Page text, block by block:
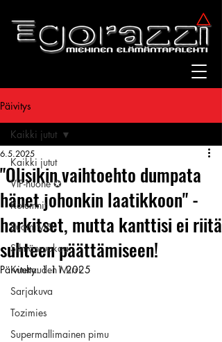
Päivitys
Kaikki jutut
VIP-huone ✪
Kolumnit
Suomitytöt
Silmänruokaa
Kuukauden Mirri
Sarjakuva
Tozimies
Supermallimainen pimu
Kaikki jutut
"Olisikin vaihtoehto dumpata
hänet johonkin laatikkoon" -
harkitset, mutta kanttisi ei riitä
suhteen päättämiseen!
6.5.2025
Päivitetty:1.11.2025